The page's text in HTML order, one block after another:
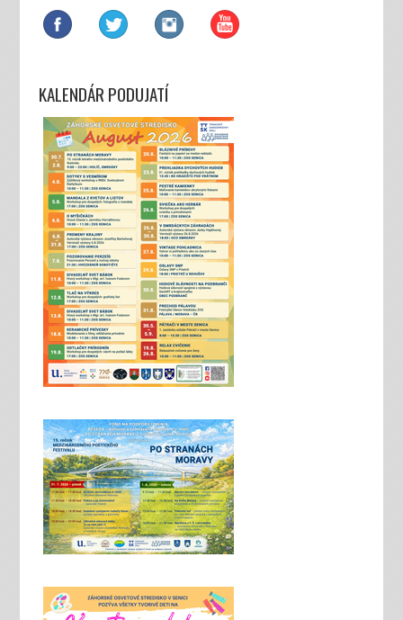
KALENDÁR PODUJATÍ